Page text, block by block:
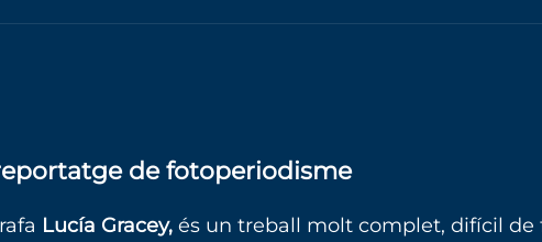
de fotoperiodisme
Lucía Gracey, és un treball molt complet, difícil de